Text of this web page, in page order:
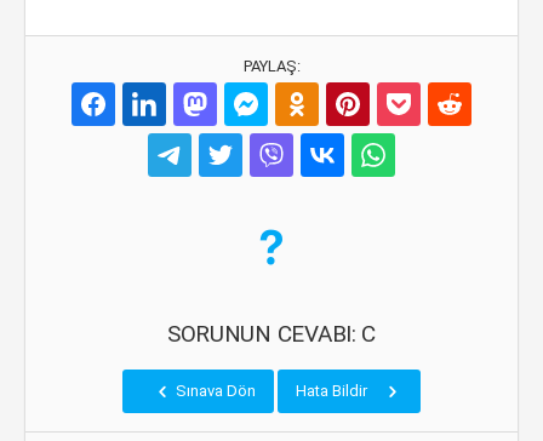
PAYLAŞ:
SORUNUN CEVABI: C
Sınava Dön Hata Bildir